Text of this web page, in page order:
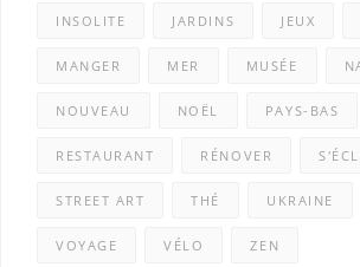
INSOLITE JARDINS JEUX
MANGER MER MUSÉE
NOUVEAU NOËL PAYS-BAS
RESTAURANT RÉNOVER
STREET ART THÉ UKRAINE
VOYAGE VÉLO ZEN